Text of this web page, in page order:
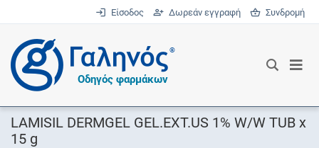
Είσοδος Δωρεάν εγγραφή Συνδρομή
®
Οδηγός φαρμάκων
LAMISIL DERMGEL GEL.EXT.US 1% W/W TUB x
15 g